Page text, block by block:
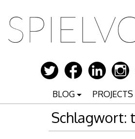
Inhalt
springen
BLOG PROJECTS
Schlagwort: